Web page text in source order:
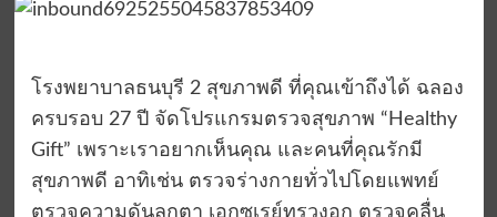
โรงพยาบาลธนบุรี 2 สุขภาพดี ที่คุณเข้าถึงได้ ฉลอง
ครบรอบ 27 ปี จัดโปรแกรมตรวจสุขภาพ “Healthy
Gift” เพราะเราอยากเห็นคุณ และคนที่คุณรักมี
สุขภาพดี อาทิเช่น ตรวจร่างกายทั่วไปโดยแพทย์